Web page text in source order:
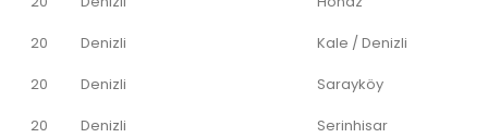
20
Denizli
Kale / Denizli
20
Denizli
Sarayköy
20
Denizli
Serinhisar